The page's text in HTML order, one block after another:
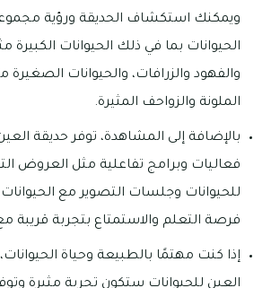
ويمكنك استكشاف الحديقة ورؤية
الحيوانات بما في ذلك الحيوانات الكبيرة
والفهود والزرافات، والحيوانات الصغيرة
الملونة والزواحف المثيرة.
بالإضافة إلى المشاهدة، توفر حديقة
فعاليات وبرامج تفاعلية مثل العروض
للحيوانات وجلسات التصوير مع الحيوانات،
فرصة التعلم والاستمتاع بتجربة قريبة
إذا كنت مهتمًا بالطبيعة وحياة
العين للحيوانات ستكون تجربة مثيرة